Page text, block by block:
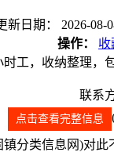
新日期： 2026-
操作：
收
工，收纳整理
联系
点击查看完整信息
分类信息网)对